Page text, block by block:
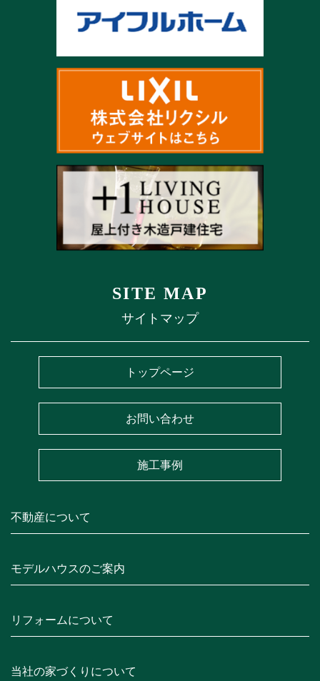
SITE MAP
サイトマップ
トップページ
お問い合わせ
施工事例
モデルハウスのご案内
リフォームについて
当社の家づくりについて
不動産について